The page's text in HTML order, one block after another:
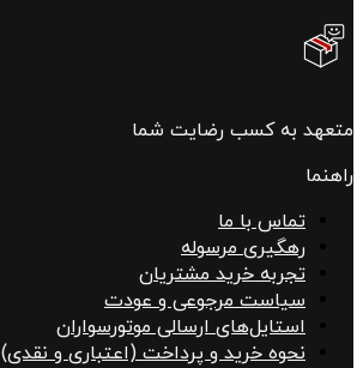
متعهد به کسب رضایت شما
راهنما
تماس با ما
رهگیری مرسوله
تجربه خرید مشتریان
سیاست مرجوعی و عودت
استایل‌های ارسالی موتورسواران
نحوه خرید و پرداخت (اعتباری و نقدی)